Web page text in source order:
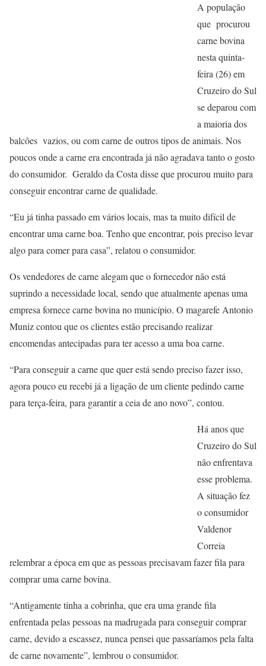
A população
que procurou
carne bovina
nesta quinta-
feira (26) em
Cruzeiro do Sul
se deparou com
a maioria dos
balcões vazios, ou com carne de outros tipos de animais. Nos
poucos onde a carne era encontrada já não agradava tanto o gosto
do consumidor. Geraldo da Costa disse que procurou muito para
conseguir encontrar carne de qualidade.
“Eu já tinha passado em vários locais, mas ta muito difícil de
encontrar uma carne boa. Tenho que encontrar, pois preciso levar
algo para comer para casa”, relatou o consumidor.
Os vendedores de carne alegam que o fornecedor não está
suprindo a necessidade local, sendo que atualmente apenas uma
empresa fornece carne bovina no município. O magarefe Antonio
Muniz contou que os clientes estão precisando realizar
encomendas antecipadas para ter acesso a uma boa carne.
“Para conseguir a carne que quer está sendo preciso fazer isso,
agora pouco eu recebi já a ligação de um cliente pedindo carne
para terça-feira, para garantir a ceia de ano novo”, contou.
Há anos que
Cruzeiro do Sul
não enfrentava
esse problema.
A situação fez
o consumidor
Valdenor
Correia
relembrar a época em que as pessoas precisavam fazer fila para
comprar uma carne bovina.
“Antigamente tinha a cobrinha, que era uma grande fila
enfrentada pelas pessoas na madrugada para conseguir comprar
carne, devido a escassez, nunca pensei que passaríamos pela falta
de carne novamente”, lembrou o consumidor.